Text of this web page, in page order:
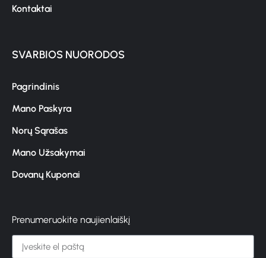
Kontaktai
SVARBIOS NUORODOS
Pagrindinis
Mano Paskyra
Norų Sąrašas
Mano Užsakymai
Dovanų Kuponai
Prenumeruokite naujienlaiškį